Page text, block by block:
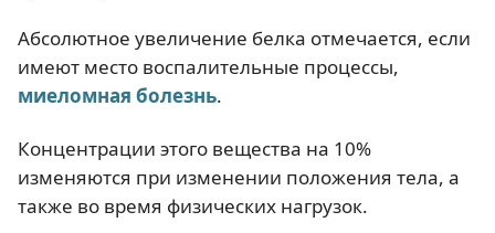
Абсолютное увеличение белка отмечается, если
имеют место воспалительные процессы,
миеломная болезнь.
Концентрации этого вещества на 10%
изменяются при изменении положения тела, а
также во время физических нагрузок.